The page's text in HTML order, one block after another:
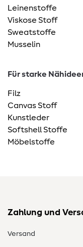
Leinenstoffe
Viskose Stoff
Sweatstoffe
Musselin
Für starke
Filz
Canvas Stoff
Kunstleder
Softshell Stoffe
Möbelstoffe
Zahlung und
Versand